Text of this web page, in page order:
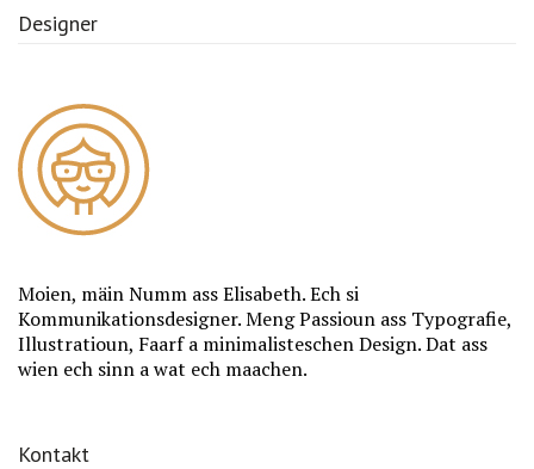
Designer
Moien, mäin Numm ass Elisabeth. Ech si
Kommunikationsdesigner. Meng Passioun ass Typografie,
Illustratioun, Faarf a minimalisteschen Design. Dat ass
wien ech sinn a wat ech maachen.
Kontakt